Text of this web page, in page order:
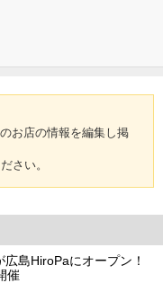
お店の情報を編集し掲
さい。
島HiroPaにオープン！
催